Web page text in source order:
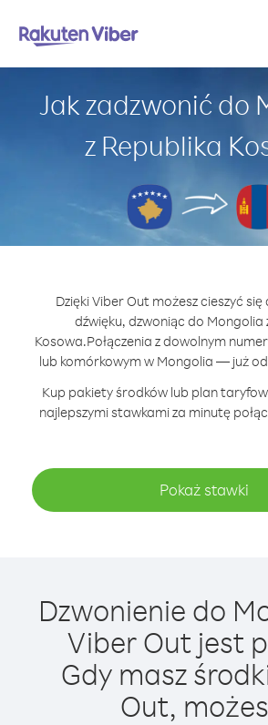
Jak zadzwonić do
z Republika
Dzięki Viber Out możesz cieszyć
dźwięku, dzwoniąc do Mongolia
Kosowa.Połączenia z dowolnym
lub komórkowym w Mongolia — już od
Kup pakiety środków lub plan
najlepszymi stawkami za minutę
Pokaż stawki
Dzwonienie do
Viber Out jest
Gdy masz
Out,